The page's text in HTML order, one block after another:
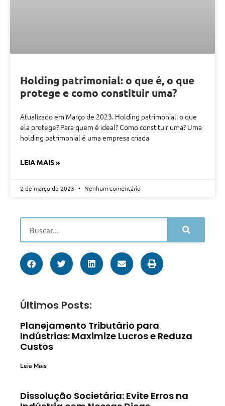
Holding patrimonial: o que é, o que
protege e como constituir uma?
Atualizado em Março de 2023. Holding patrimonial: o que
ela protege? Para quem é ideal? Como constituir uma? Uma
holding patrimonial é uma empresa criada
LEIA MAIS »
2 de março de 2023 Nenhum comentário
Últimos Posts:
Planejamento Tributário para
Indústrias: Maximize Lucros e Reduza
Custos
Leia Mais
Dissolução Societária: Evite Erros na